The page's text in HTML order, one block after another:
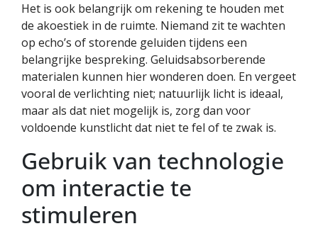
Het is ook belangrijk om rekening te houden met
de akoestiek in de ruimte. Niemand zit te wachten
op echo’s of storende geluiden tijdens een
belangrijke bespreking. Geluidsabsorberende
materialen kunnen hier wonderen doen. En vergeet
vooral de verlichting niet; natuurlijk licht is ideaal,
maar als dat niet mogelijk is, zorg dan voor
voldoende kunstlicht dat niet te fel of te zwak is.
Gebruik van technologie
om interactie te
stimuleren